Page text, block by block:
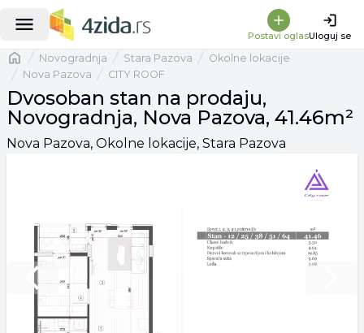
Postavi oglasUloguj se
NaslovnaNovogradnja Stara Pazova
Okolne lokacije
Nova Pazova
CITY ROOF
Dvosoban stan na prodaju,
Novogradnja, Nova Pazova, 41.46m²
Nova Pazova, Okolne lokacije, Stara Pazova
Previous slide